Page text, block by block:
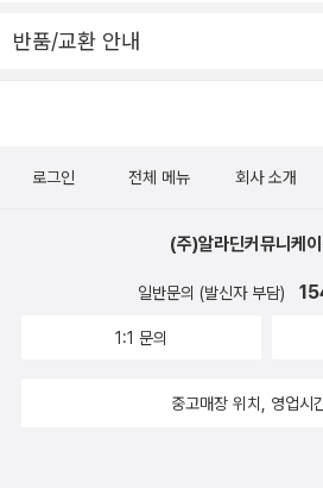
반품/교환 안내
로그인 전체 메뉴 회사 소개
(주)알라딘커뮤니케
일반문의 (발신자 부담)
1:1 문의
중고매장 위치, 영업시